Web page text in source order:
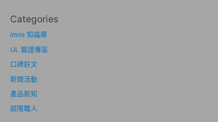
Categories
imos 知識庫
UL 驗證專區
口碑好文
新聞活動
產品新知
超限職人